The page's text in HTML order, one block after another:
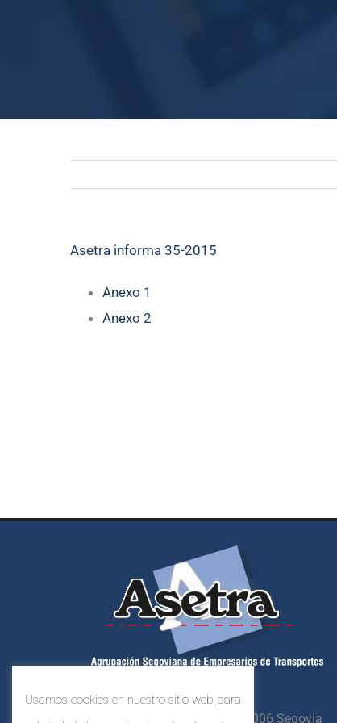
Asetra informa 35-2015
Anexo 1
Anexo 2
Crta. N-603, Km. 87, 40006 Segovia
Usamos cookies en nuestro sitio web para